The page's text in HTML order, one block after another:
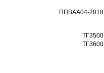
ΠΠΒΑΑ04-2018
ΤΓ3500
ΤΓ3600